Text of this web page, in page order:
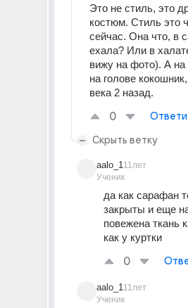
Это не стиль, это
костюм. Стиль это
сейчас. Она что, в
ехала? Или в
вижу на фото). А
на голове
века 2 назад.
0
Скрыть ветку
aalo_1
Ученик
11лет
да как сарафан
закрыты и еще
повежена ткань
как у куртки
0
aalo_1
Ученик
11лет